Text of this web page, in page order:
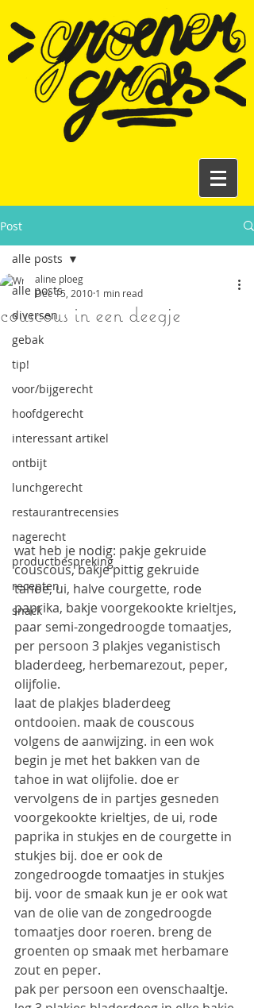
Post
alle posts
diversen
gebak
tip!
voor/bijgerecht
hoofdgerecht
interessant artikel
ontbijt
lunchgerecht
restaurantrecensies
nagerecht
productbespreking
recepten
snack
alle posts
couscous in een deegje
aline ploeg
Dec 15, 2010 1 min read
wat heb je nodig: pakje gekruide
couscous, bakje pittig gekruide
tahoe, ui, halve courgette, rode
paprika, bakje voorgekookte krieltjes,
paar semi-zongedroogde tomaatjes,
per persoon 3 plakjes veganistisch
bladerdeeg, herbemarezout, peper,
olijfolie.
laat de plakjes bladerdeeg
ontdooien. maak de couscous
volgens de aanwijzing. in een wok
begin je met het bakken van de
tahoe in wat olijfolie. doe er
vervolgens de in partjes gesneden
voorgekookte krieltjes, de ui, rode
paprika in stukjes en de courgette in
stukjes bij. doe er ook de
zongedroogde tomaatjes in stukjes
bij. voor de smaak kun je er ook wat
van de olie van de zongedroogde
tomaatjes door roeren. breng de
groenten op smaak met herbamare
zout en peper.
pak per persoon een ovenschaaltje.